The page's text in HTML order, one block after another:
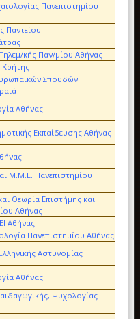
Πανεπιστημίου
Παντείου
κής Παν/μίου Αθήνας
Κρήτης
Σπουδών
Αθήνας
Εκπαίδευσης Αθήνας
Μ.Μ.Ε. Πανεπιστημίου
Θεωρία Επιστήμης και
Αθήνας
Αθήνας
Πανεπιστημίου Αθήνας
Αστυνομίας
Αθήνας
Ψυχολογίας